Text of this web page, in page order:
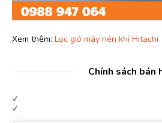
Xem thêm: Lọc gió máy nén khí Hitachi
Chính sách bán